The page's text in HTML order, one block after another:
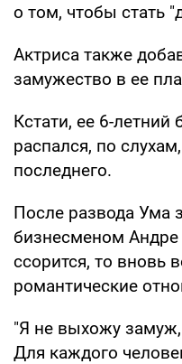
о том, чтобы стать
Актриса также
замужество в ее
Кстати, ее 6-
распался, по
последнего.
После развода Ума
бизнесменом
ссорится, то вновь
романтические
"Я не выхожу
Для каждого